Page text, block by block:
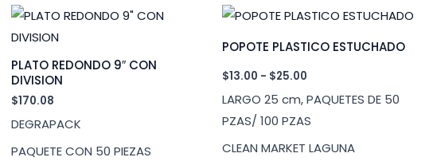
PLATO REDONDO 9″ CON
DIVISION
$170.08
DEGRAPACK
PAQUETE CON 50 PIEZAS
POPOTE PLASTICO ESTUCHADO
$13.00 - $25.00
precios:
desde
$13.00
hasta
$25.00
LARGO 25 cm, PAQUETES DE 50
PZAS/ 100 PZAS
CLEAN MARKET LAGUNA